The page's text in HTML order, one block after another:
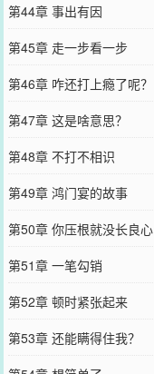
第44章 事出有因
第45章 走一步看一步
第46章 咋还打上瘾了呢？
第47章 这是啥意思？
第48章 不打不相识
第49章 鸿门宴的故事
第50章 你压根就没长良心
第51章 一笔勾销
第52章 顿时紧张起来
第53章 还能瞒得住我？